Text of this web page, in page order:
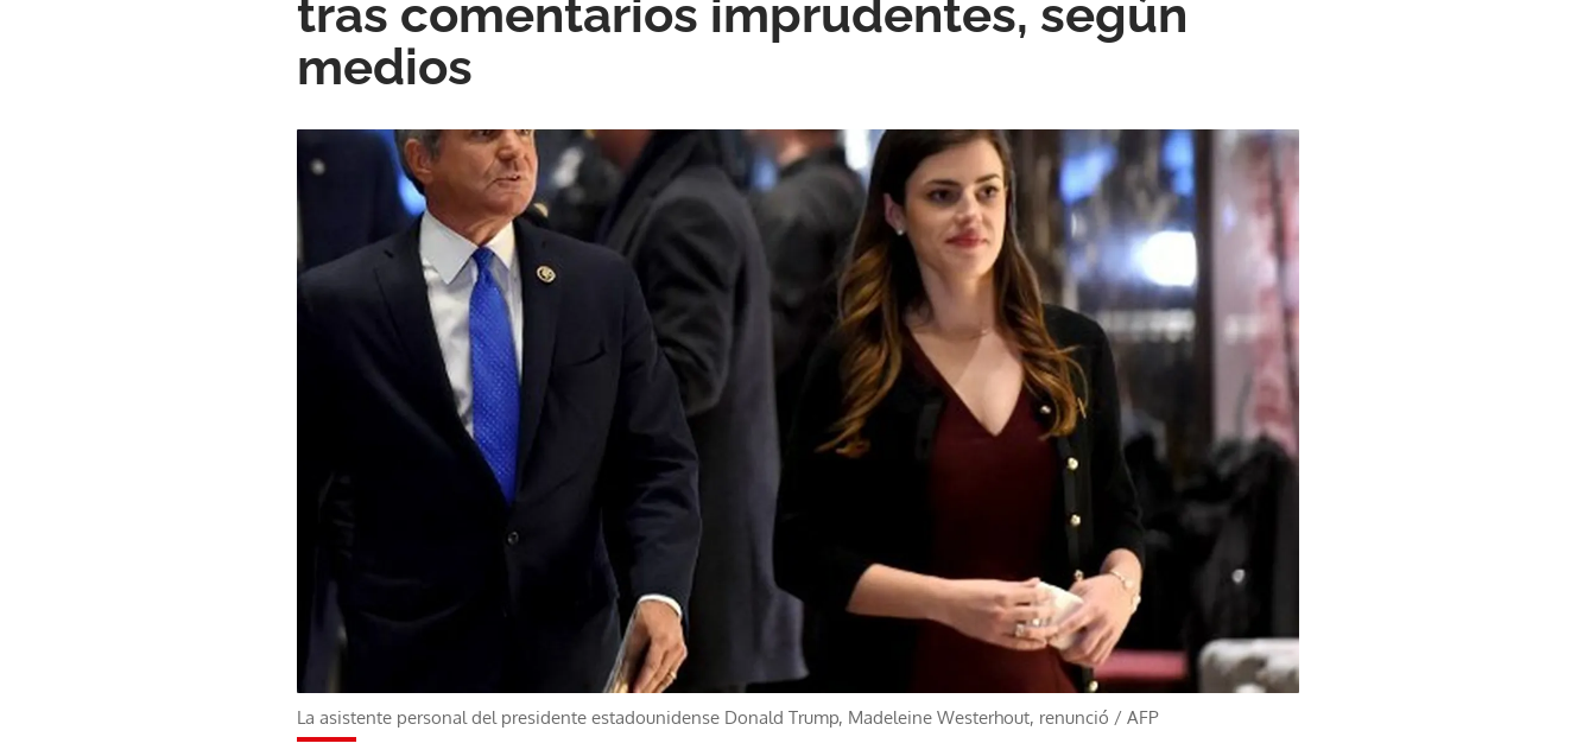
tras comentarios imprudentes, según
medios
La asistente personal del presidente estadounidense Donald Trump, Madeleine Westerhout, renunció / AFP